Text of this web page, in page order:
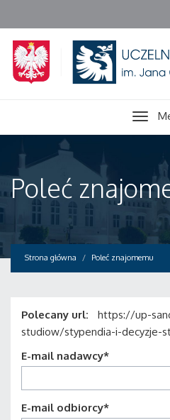
Poleć
Strona główna Poleć znajomemu
Polecany url:
https://up-
studiow/stypendia-i-decyzje-
E-mail nadawcy*
E-mail odbiorcy*